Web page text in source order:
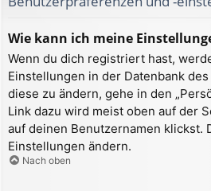
Wie kann ich meine
Wenn du dich registriert hast,
Einstellungen in der Datenbank
diese zu ändern, gehe in den
Link dazu wird meist oben auf der
auf deinen Benutzernamen klickst.
Einstellungen ändern.
Nach oben